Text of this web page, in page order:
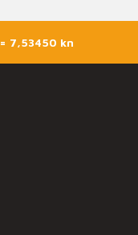
7,53450 kn